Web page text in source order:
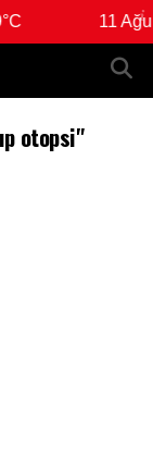
11 Ağu
otopsi"